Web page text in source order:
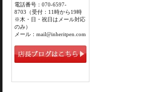
電話番号：070-6597-
8703（受付：11時から19時
※木・日・祝日はメール対応
のみ）
メール：mail@inheritpen.com